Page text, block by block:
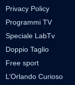
Privacy Policy
Programmi TV
Speciale LabTv
Doppio Taglio
Free sport
L’Orlando Curioso